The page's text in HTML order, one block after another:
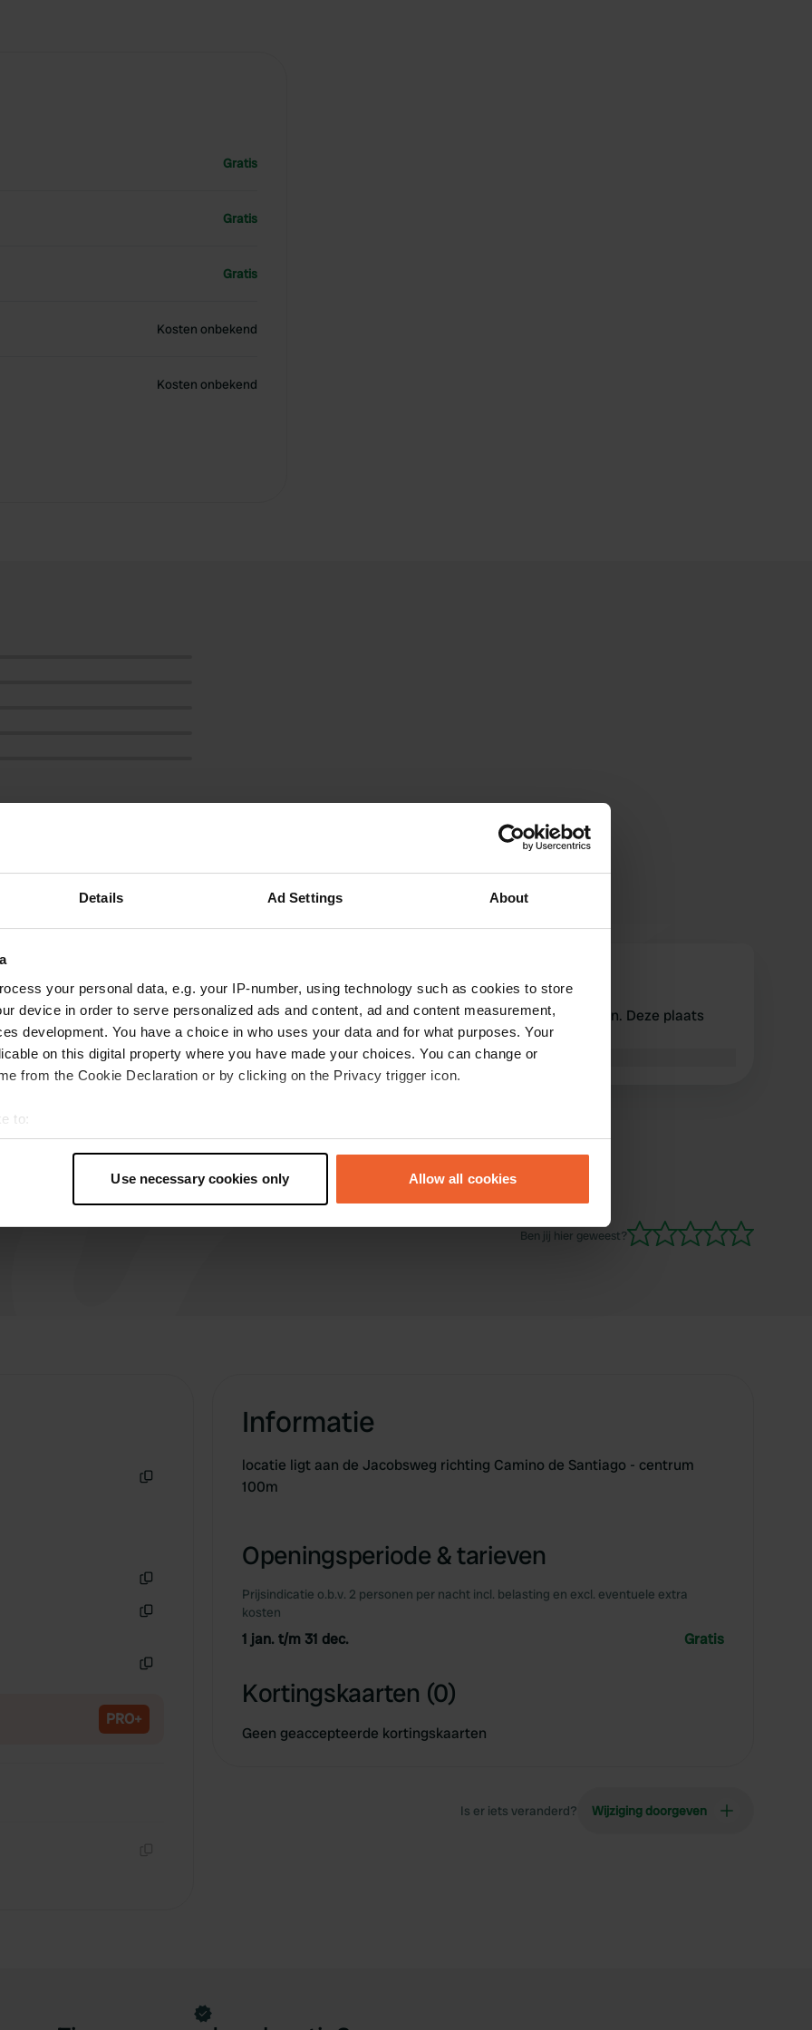
Details Ad Settings About
your personal data, e.g. your IP-number, using technology such as cookies to store
device in order to serve personalized ads and content, ad and content measurement,
development. You have a choice in who uses your data and for what purposes. Your
on this digital property where you have made your choices. You can change or
from the Cookie Declaration or by clicking on the Privacy trigger icon.
to:
geographical location which can be accurate to within several meters
personal data is processed and set your preferences in the
content and ads, to provide social media features and to analyse our traffic. We also share
Use necessary cookies only Allow all cookies
Gratis
Gratis
Gratis
Kosten onbekend
Kosten onbekend
op de reviews
G
mei 2023
De oprit is extreem steil en smal. Op het
plateau aangekomen, weinig draairuimte als
alle stoelen vol zijn. We gingen op en neer met
geen vers water te vinden. Niet aan te raden
voor grotere campers.
lees meer
Vertaald door GoogleOrigineel tonen
r
okt. 2019
Pitch is erg slecht om te rijden. Deze plaats
wordt niet aanbevolen.
Vertaald door GoogleOrigineel tonen
Ben jij hier geweest?
PRO+
Informatie
locatie ligt aan de Jacobsweg richting Camino de Santiago - centrum
100m
Openingsperiode & tarieven
Prijsindicatie o.b.v. 2 personen per nacht incl. belasting en excl. eventuele extra
kosten
1 jan. t/m 31 dec. Gratis
Kortingskaarten (0)
Geen geaccepteerde kortingskaarten
Is er iets veranderd? Wijziging doorgeven